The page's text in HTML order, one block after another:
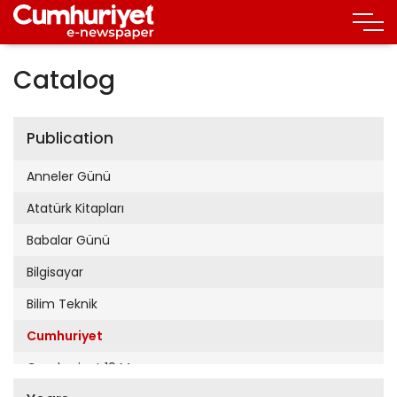
Catalog
Publication
Anneler Günü
Atatürk Kitapları
Babalar Günü
Bilgisayar
Bilim Teknik
Cumhuriyet
Cumhuriyet 19 Mayıs